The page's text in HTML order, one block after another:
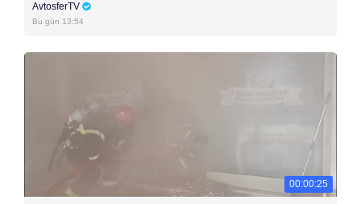
AvtosferTV
Bu gün 13:54
00:00:25